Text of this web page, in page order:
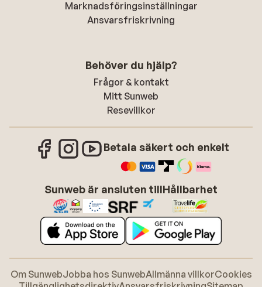
Marknadsföringsinställningar
Ansvarsfriskrivning
Behöver du hjälp?
Frågor & kontakt
Mitt Sunweb
Resevillkor
Betala säkert och enkelt
Sunweb är ansluten tillHållbarhet
Om SunwebJobba hos SunwebAllmänna villkorCookies